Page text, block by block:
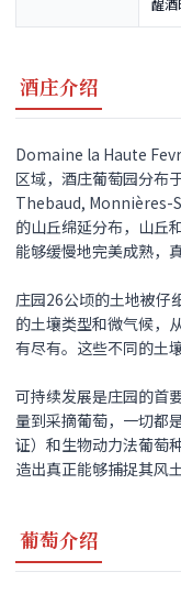
醒
酒庄介绍
Domaine la Haute
区域，酒庄葡萄园分布
Thebaud, Monnières-
的山丘绵延分布，山丘
能够缓慢地完美成熟，
庄园26公顷的土地被仔
的土壤类型和微气候，
有尽有。这些不同的土
可持续发展是庄园的首
量到采摘葡萄，一切都
证）和生物动力法葡萄
造出真正能够捕捉其风
葡萄介绍